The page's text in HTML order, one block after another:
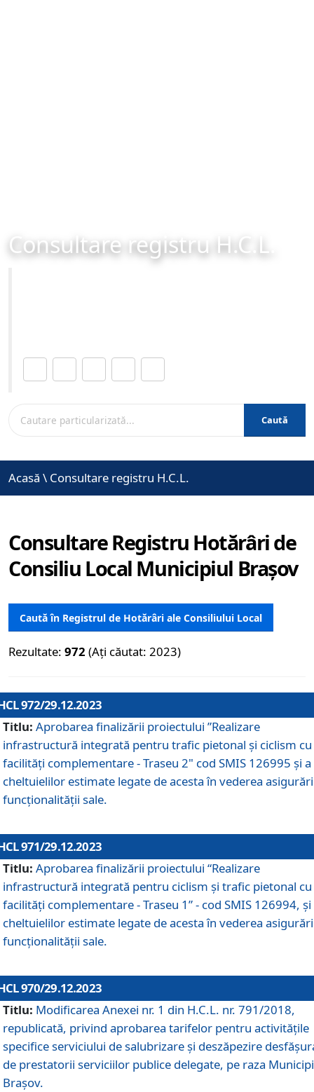
Consultare registru H.C.L.
Caută
Acasă \ Consultare registru H.C.L.
Consultare Registru Hotărâri de
Consiliu Local Municipiul Brașov
Caută în Registrul de Hotărâri ale Consiliului Local
Rezultate: 972 (Ați căutat: 2023)
972/29.12.2023
Titlu: Aprobarea finalizării proiectului ”Realizare
infrastructură integrată pentru trafic pietonal și ciclism cu
facilități complementare - Traseu 2" cod SMIS 126995 și a
cheltuielilor estimate legate de acesta în vederea
funcționalității sale.
971/29.12.2023
Titlu: Aprobarea finalizării proiectului “Realizare
infrastructură integrată pentru ciclism şi trafic pietonal cu
facilităţi complementare - Traseu 1” - cod SMIS 126994, și
cheltuielilor estimate legate de acesta în vederea
funcționalității sale.
970/29.12.2023
Titlu: Modificarea Anexei nr. 1 din H.C.L. nr. 791/2018,
republicată, privind aprobarea tarifelor pentru activitățile
specifice serviciului de salubrizare și deszăpezire
de prestatorii serviciilor publice delegate, pe raza
Brașov.